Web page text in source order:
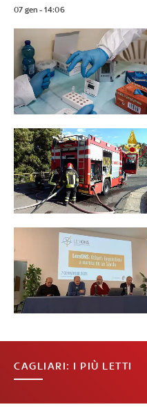
07 gen - 14:06
CAGLIARI: I PIÙ LETTI